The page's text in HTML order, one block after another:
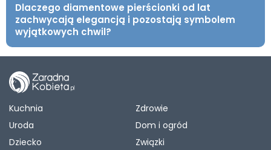
Dlaczego diamentowe pierścionki od lat
zachwycają elegancją i pozostają symbolem
wyjątkowych chwil?
Kuchnia
Zdrowie
Uroda
Dom i ogród
Dziecko
Związki